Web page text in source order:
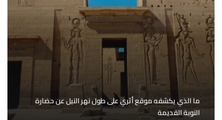
ما الذي يكشفه موقع أثري على طول نهر النيل عن حضارة
النوبة القديمة